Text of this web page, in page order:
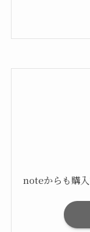
noteからも購入